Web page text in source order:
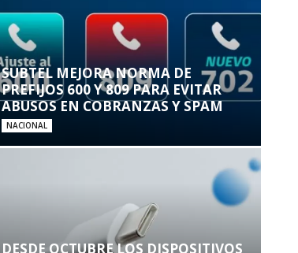
SUBTEL MEJORA NORMA DE
PREFIJOS 600 Y 809 PARA EVITAR
ABUSOS EN COBRANZAS Y SPAM
NACIONAL
DESDE OCTUBRE LOS DISPOSITIVOS